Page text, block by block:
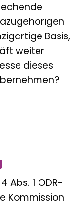
Basis,
weiter
dieses
Abs. 1 ODR-
Kommission